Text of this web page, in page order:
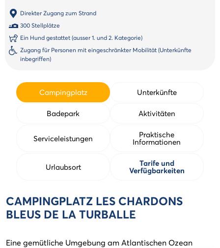
Direkter Zugang zum Strand
300 Stellplätze
Ein Hund gestattet (ausser 1. und 2. Kategorie)
Zugang für Personen mit eingeschränkter Mobilität (Unterkünfte
inbegriffen)
Campingplatz Unterkünfte
Badepark Aktivitäten
Serviceleistungen Praktische
Informationen
Urlaubsort Tarife und
Verfügbarkeiten
CAMPINGPLATZ LES CHARDONS
BLEUS DE LA TURBALLE
Eine gemütliche Umgebung am Atlantischen Ozean